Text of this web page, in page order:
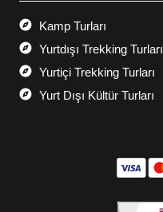
Kamp Turları
Yurtdışı Trekking Turları
Yurtiçi Trekking Turları
Yurt Dışı Kültür Turları